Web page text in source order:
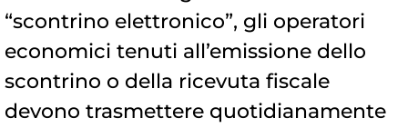
“scontrino elettronico”, gli operatori
economici tenuti all’emissione dello
scontrino o della ricevuta fiscale
devono trasmettere quotidianamente